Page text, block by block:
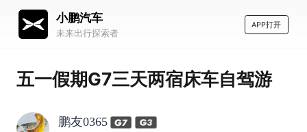
小鹏汽车
未来出行探索者
APP打开
五一假期G7三天两宿床车自驾游
鹏友0365